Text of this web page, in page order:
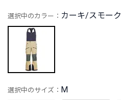
選択中のカラー： カーキ/スモーク
選択中のサイズ： M